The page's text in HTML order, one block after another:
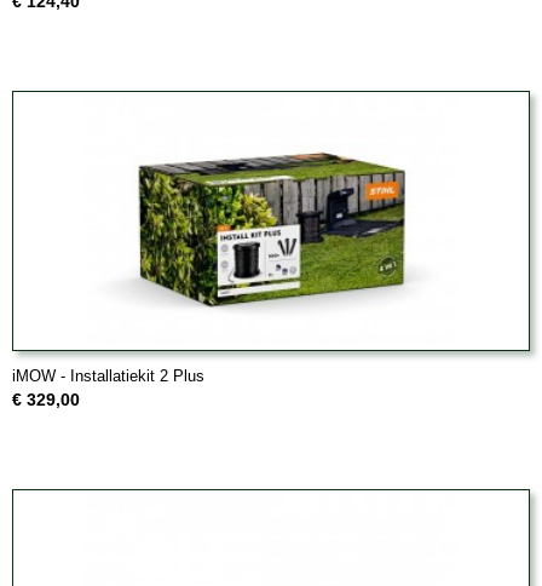
iMOW - Installatiekit 2 Plus
€ 329,00